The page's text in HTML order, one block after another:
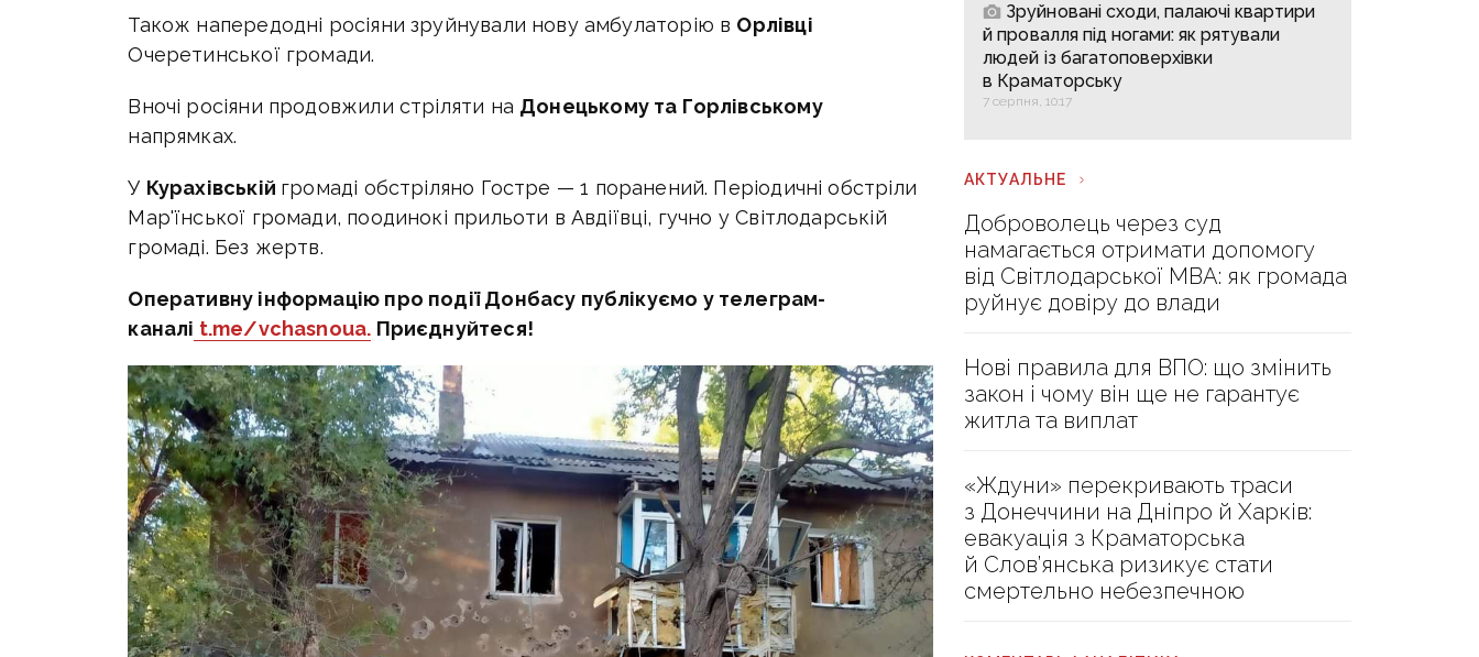
Також напередодні росіяни зруйнували нову амбулаторію в Орлівці
Очеретинської громади.
Вночі росіяни продовжили стріляти на Донецькому та Горлівському
напрямках.
У Курахівській громаді обстріляно Гостре — 1 поранений. Періодичні обстріли
Мар'їнської громади, поодинокі прильоти в Авдіївці, гучно у Світлодарській
громаді. Без жертв.
Оперативну інформацію про події Донбасу публікуємо у телеграм-
каналі t.me/vchasnoua. Приєднуйтеся!
Зруйновані сходи, палаючі квартири
й провалля під ногами: як рятували
людей із багатоповерхівки
в Краматорську
7 серпня, 10:17
АКТУАЛЬНЕ
Доброволець через суд
намагається отримати допомогу
від Світлодарської МВА: як громада
руйнує довіру до влади
Нові правила для ВПО: що змінить
закон і чому він ще не гарантує
житла та виплат
«Ждуни» перекривають траси
з Донеччини на Дніпро й Харків:
евакуація з Краматорська
й Слов’янська ризикує стати
смертельно небезпечною